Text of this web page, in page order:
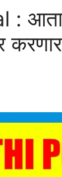
: आता